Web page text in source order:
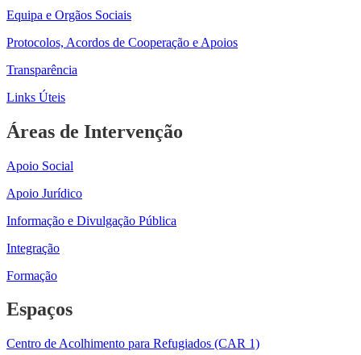
Equipa e Orgãos Sociais
Protocolos, Acordos de Cooperação e Apoios
Transparência
Links Úteis
Áreas de Intervenção
Apoio Social
Apoio Jurídico
Informação e Divulgação Pública
Integração
Formação
Espaços
Centro de Acolhimento para Refugiados (CAR 1)